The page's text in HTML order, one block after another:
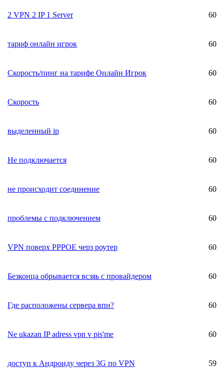
2 VPN 2 IP 1 Server 60
тариф онлайн игрок 60
Скорость/пинг на тарифе Онлайн Игрок 60
Скорость 60
выделенный ip 60
Не подключается 60
не происходит соединение 60
проблемы с подключением 60
VPN поверх РРРОЕ черз роутер 60
Безконца обрывается всзяь с провайдером 60
Где расположены сервера впн? 60
Ne ukazan IP adress vpn v pis'me 60
доступ к Андроиду через 3G по VPN 59